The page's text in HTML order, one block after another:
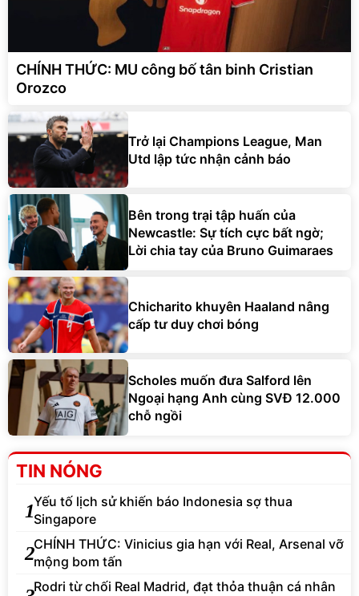
CHÍNH THỨC: MU công bố tân binh Cristian
Orozco
Trở lại Champions League, Man
Utd lập tức nhận cảnh báo
Bên trong trại tập huấn của
Newcastle: Sự tích cực bất ngờ;
Lời chia tay của Bruno Guimaraes
Chicharito khuyên Haaland nâng
cấp tư duy chơi bóng
Scholes muốn đưa Salford lên
Ngoại hạng Anh cùng SVĐ 12.000
chỗ ngồi
TIN NÓNG
1Yếu tố lịch sử khiến báo Indonesia sợ thua
Singapore
2CHÍNH THỨC: Vinicius gia hạn với Real, Arsenal vỡ
mộng bom tấn
Rodri từ chối Real Madrid, đạt thỏa thuận cá nhân